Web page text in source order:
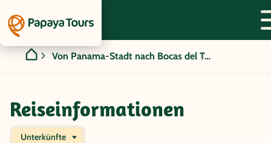
Von Panama-Stadt nach Bocas del Toro
Reiseinformationen
Unterkünfte